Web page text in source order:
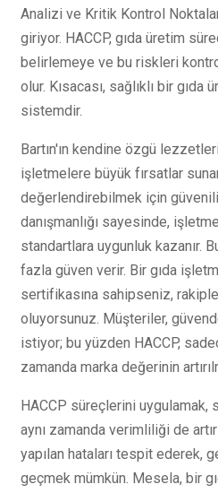
Analizi ve Kritik Kontrol
giriyor. HACCP, gıda üretim
belirlemeye ve bu riskleri
olur. Kısacası, sağlıklı bir
sistemdir.
Bartın'ın kendine özgü
işletmelere büyük fırsatlar
değerlendirebilmek için
danışmanlığı sayesinde,
standartlara uygunluk kazanır.
fazla güven verir. Bir gıda
sertifikasına sahipseniz,
oluyorsunuz. Müşteriler,
istiyor; bu yüzden HACCP,
zamanda marka değerinin
HACCP süreçlerini uygulamak,
aynı zamanda verimliliği de
yapılan hataları tespit ederek,
geçmek mümkün. Mesela, bir